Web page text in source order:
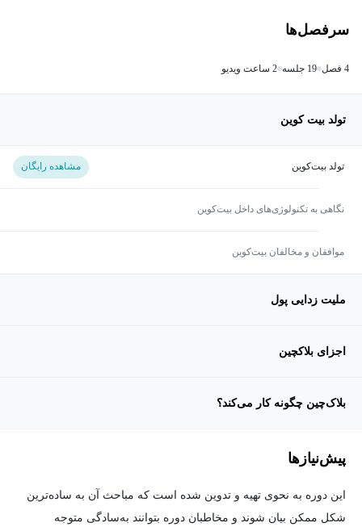
سرفصل‌ها
4 فصل 19 جلسه 2 ساعت ویدیو
تولد بیت کوین
تولد بیت‌کوین مشاهده رایگان
نگاهی به تکنولوژی‌های داخل بیت‌کوین
موافقان و مخالفان بیت‌کوین
ملیت زدایی پول
اجزای بلاکچین
بلاک‌چین چگونه کار می‌کند؟
پیش‌نیاز‌ها
این دوره به نحوی تهیه و تدوین شده است که مباحث آن به ساده‌ترین
شکل ممکن بیان شوند و مخاطبان دوره بتوانند به‌سادگی متوجه